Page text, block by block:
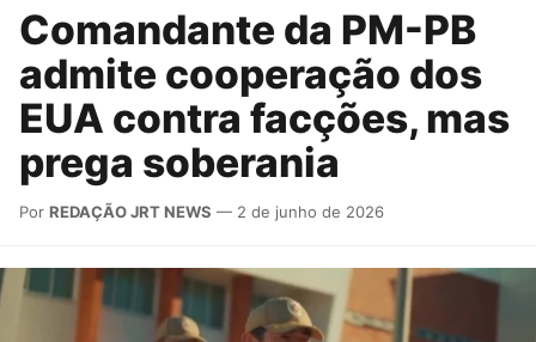
Comandante da PM-PB
admite cooperação dos
EUA contra facções, mas
prega soberania
Por REDAÇÃO JRT NEWS — 2 de junho de 2026